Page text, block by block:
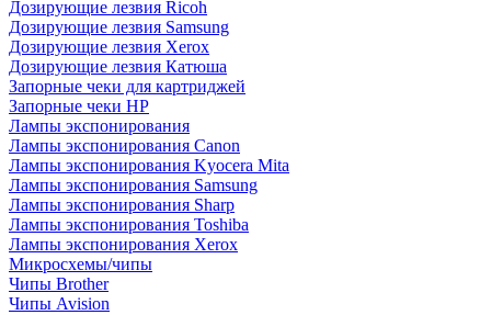
Дозирующие лезвия Ricoh
Дозирующие лезвия Samsung
Дозирующие лезвия Xerox
Дозирующие лезвия Катюша
Запорные чеки для картриджей
Запорные чеки HP
Лампы экспонирования
Лампы экспонирования Canon
Лампы экспонирования Kyocera Mita
Лампы экспонирования Samsung
Лампы экспонирования Sharp
Лампы экспонирования Toshiba
Лампы экспонирования Xerox
Микросхемы/чипы
Чипы Brother
Чипы Avision